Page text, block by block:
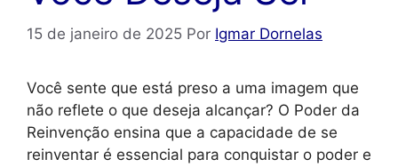
15 de janeiro de 2025 Por Igmar Dornelas
Você sente que está preso a uma imagem que
não reflete o que deseja alcançar? O Poder da
Reinvenção ensina que a capacidade de se
reinventar é essencial para conquistar o poder e